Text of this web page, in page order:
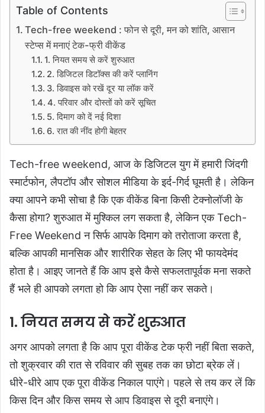
Table of Contents
Tech-free weekend : फोन से दूरी, मन को शांति, आसान
स्टेप्स में मनाएं टेक-फ्री वीकेंड
1. नियत समय से करें शुरुआत
2. डिजिटल डिटॉक्स की करें प्लानिंग
3. डिवाइस को रखें दूर या लॉक करें
4. परिवार और दोस्तों को करें सूचित
5. दिमाग को दें नई दिशा
6. रात की नींद होगी बेहतर
Tech-free weekend, आज के डिजिटल युग में हमारी जिंदगी
स्मार्टफोन, लैपटॉप और सोशल मीडिया के इर्द-गिर्द घूमती है। लेकिन
क्या आपने कभी सोचा है कि एक वीकेंड बिना किसी टेक्नोलॉजी के
कैसा होगा? शुरुआत में मुश्किल लग सकता है, लेकिन एक Tech-
Free Weekend न सिर्फ आपके दिमाग को तरोताजा करता है,
बल्कि आपकी मानसिक और शारीरिक सेहत के लिए भी फायदेमंद
होता है। आइए जानते हैं कि आप इसे कैसे सफलतापूर्वक मना सकते
हैं भले ही आपको लगता हो कि आप ऐसा नहीं कर सकते।
1. नियत समय से करें शुरुआत
अगर आपको लगता है कि आप पूरा वीकेंड टेक फ्री नहीं बिता सकते,
तो शुक्रवार की रात से रविवार की सुबह तक का छोटा ब्रेक लें।
धीरे-धीरे आप एक पूरा वीकेंड निकाल पाएंगे। पहले से तय कर लें कि
किस दिन और किस समय से आप डिवाइस से दूरी बनाएंगे।